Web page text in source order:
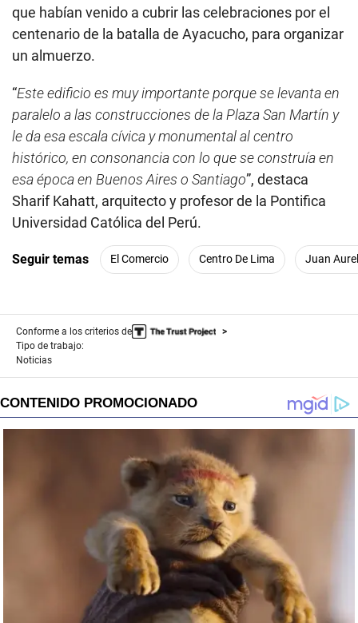
que habían venido a cubrir las celebraciones por el
centenario de la batalla de Ayacucho, para organizar
un almuerzo.
“Este edificio es muy importante porque se levanta en
paralelo a las construcciones de la Plaza San Martín y
le da esa escala cívica y monumental al centro
histórico, en consonancia con lo que se construía en
esa época en Buenos Aires o Santiago”, destaca
Sharif Kahatt, arquitecto y profesor de la Pontifica
Universidad Católica del Perú.
Seguir temas El Comercio Centro De Lima Juan
Conforme a los criterios de
Tipo de trabajo:
Noticias